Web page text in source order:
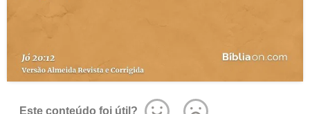
Este conteúdo foi útil?